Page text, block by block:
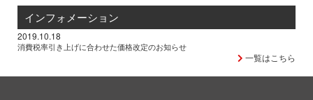
インフォメーション
2019.10.18
消費税率引き上げに合わせた価格改定のお知らせ
一覧はこちら